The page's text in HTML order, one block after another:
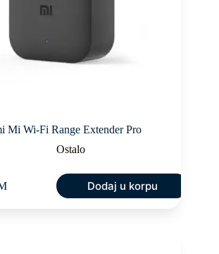
Mi Wi-Fi Range Extender Pro
Ostalo
Dodaj u korpu